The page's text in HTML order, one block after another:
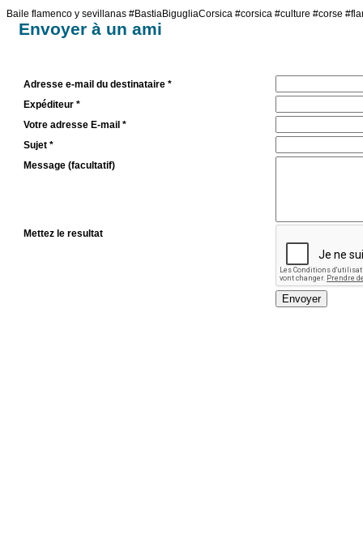
Baile flamenco y sevillanas #BastiaBigugliaCorsica #corsica #culture #corse
Envoyer à un ami
Adresse e-mail du destinataire *
Expéditeur *
Votre adresse E-mail *
Sujet *
Message (facultatif)
Mettez le resultat